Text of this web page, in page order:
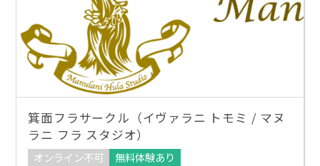
箕面フラサークル（イヴァラニ トモミ / マヌ
ラニ フラ スタジオ）
オンライン不可
無料体験あり